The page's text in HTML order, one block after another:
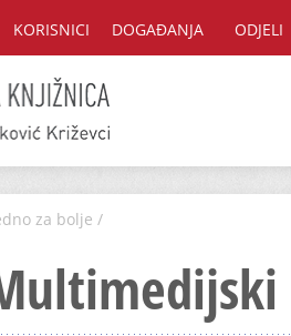
KORISNICI DOGAĐANJA ODJELI
za bolje /